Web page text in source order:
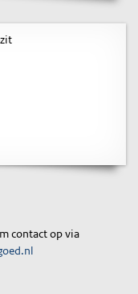
contact op via